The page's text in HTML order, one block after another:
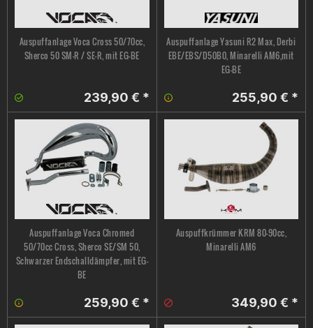
Auspuffanlage Voca Cross 50/70cc,
Sherco 50 SM-R / SE-R, mit EG-BE
239,90 € *
Auspuffanlage Yasuni R2 Max, Derbi
EBE/EBS/D50B0, Minarelli AM6,mit
EG-BE
255,90 € *
Auspuffanlage Voca Chromed
50/70cc Cross, Sherco SE/SM 50,
Schwarzer Endschalldämpfer, mit EG-
BE
259,90 € *
Auspuffkrümmer KRM 80-90cc,
Minarelli AM6
349,90 € *